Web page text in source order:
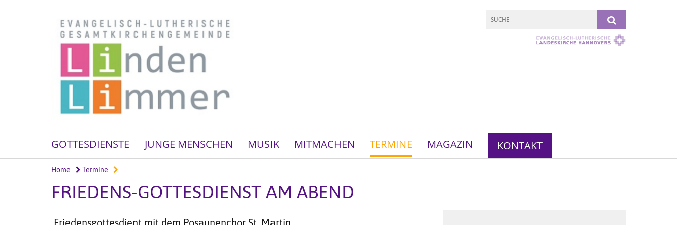
GOTTESDIENSTE JUNGE MENSCHEN MUSIK MITMACHEN TERMINE MAGAZIN KONTAKT
Home Termine
FRIEDENS-GOTTESDIENST AM ABEND